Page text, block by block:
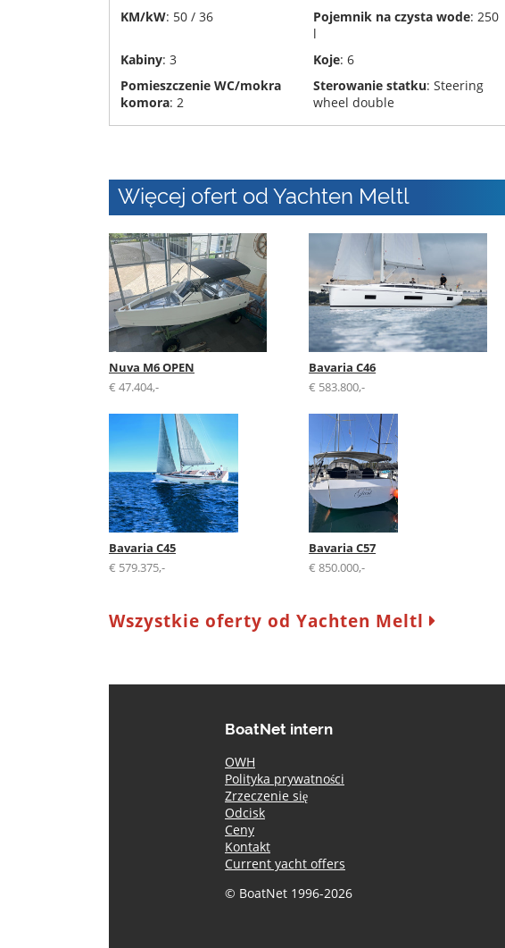
KM/kW: 50 / 36 Pojemnik na czysta wode: 250
l
Kabiny: 3 Koje: 6
Pomieszczenie WC/mokra
komora: 2
Sterowanie statku: Steering
wheel double
Więcej ofert od Yachten Meltl
Nuva M6 OPEN
€ 47.404,-
Bavaria C46
€ 583.800,-
Bavaria C45
€ 579.375,-
Bavaria C57
€ 850.000,-
Wszystkie oferty od Yachten Meltl
BoatNet intern
OWH
Polityka prywatności
Zrzeczenie się
Odcisk
Ceny
Kontakt
Current yacht offers
© BoatNet 1996-2026